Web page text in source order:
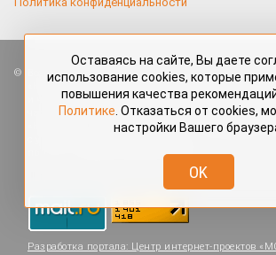
Все права защищены. Любые материалы,
«Красраб.ру» сотрудниками редакции,
и читателями, являются объектами авторского
частичное использование материалов,
«Красраб.ру», допускается только с письменного
redaktor@krasrab.krsn.ru.
Разработка портала: Центр интернет-проектов
Оставаясь на сайте, Вы даете
использование cookies, которые
повышения качества
Политике . Отказаться от cookies,
настройки Вашего
OK